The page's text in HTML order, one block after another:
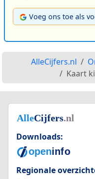
Voeg ons toe als
AlleCijfers.nl
Kaart
Downloads:
Regionale